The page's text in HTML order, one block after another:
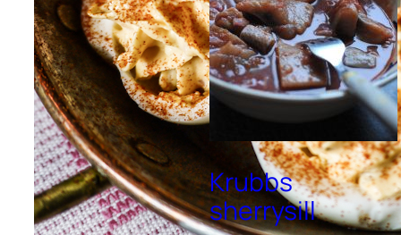
Krubbs
sherrysill